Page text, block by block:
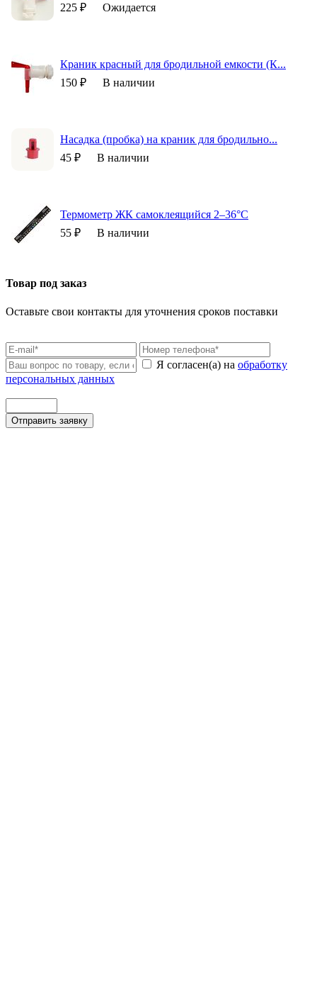
225 ₽ Ожидается
Краник красный для бродильной емкости (К...
150 ₽
В наличии
Насадка (пробка) на краник для бродильно...
45 ₽
В наличии
Термометр ЖК самоклеящийся 2–36°C
55 ₽
В наличии
Товар под заказ
Оставьте свои контакты для уточнения сроков поставки
Я согласен(а) на обработку
персональных данных
Отправить заявку